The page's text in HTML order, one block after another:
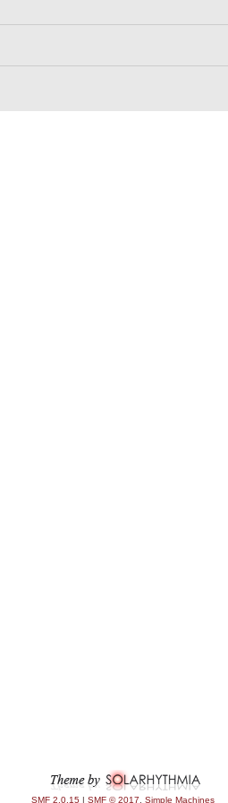
SMF 2.0.15 | SMF © 2017 Simple Machines